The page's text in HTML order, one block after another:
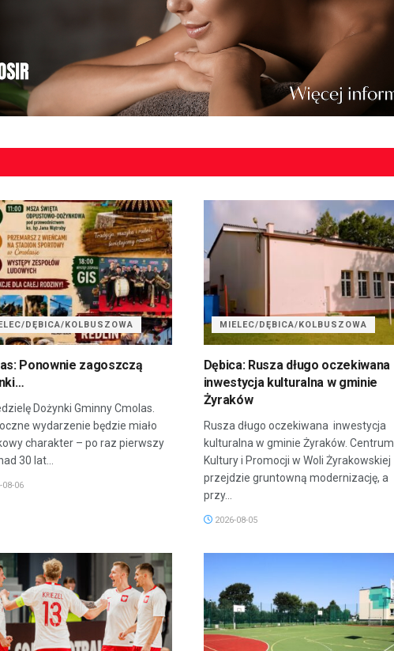
DĘBICA/KOLBUSZOWA
Ponownie zagoszczą
Dożynki Gminny Cmolas.
wydarzenie będzie miało
charakter – po raz pierwszy
30 lat...
06
MIELEC/DĘBICA/KOLBUSZOWA
Dębica: Rusza długo oczekiwana
inwestycja kulturalna w gminie
Żyraków
Rusza długo oczekiwana inwestycja
kulturalna w gminie Żyraków. Centrum
Kultury i Promocji w Woli Żyrakowskiej
przejdzie gruntowną modernizację, a
przy...
2026-08-05